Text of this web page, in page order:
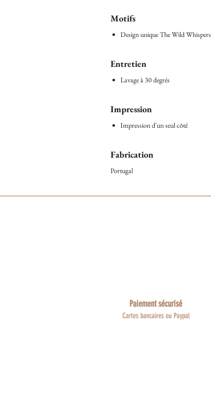
Motifs
Design unique The Wild Whispers
Entretien
Lavage à 30 degrés
Impression
Impression d'un seul côté
Fabrication
Portugal
Paiement sécurisé
Cartes bancaires ou Paypal